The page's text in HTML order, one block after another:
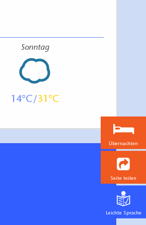
Sonntag
14 31
Übernachten
Seite teilen
Leichte Sprache